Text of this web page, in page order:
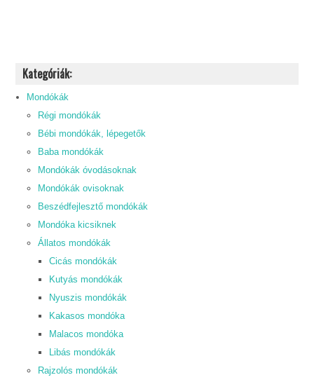
Kategóriák:
Mondókák
Régi mondókák
Bébi mondókák, lépegetők
Baba mondókák
Mondókák óvodásoknak
Mondókák ovisoknak
Beszédfejlesztő mondókák
Mondóka kicsiknek
Állatos mondókák
Cicás mondókák
Kutyás mondókák
Nyuszis mondókák
Kakasos mondóka
Malacos mondóka
Libás mondókák
Rajzolós mondókák